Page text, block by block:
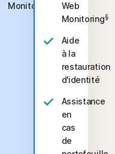
Monitoring
Web
Monitoring§
Aide
à la
restauration
d'identité
Assistance
en
cas
de